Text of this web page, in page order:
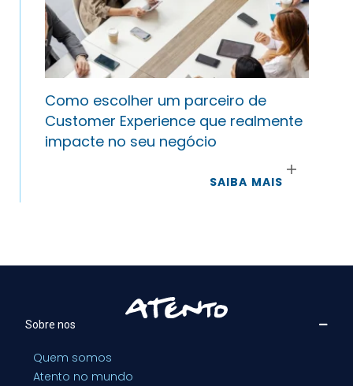
Como escolher um parceiro de
Customer Experience que realmente
impacte no seu negócio
SAIBA MAIS
Sobre nos
Quem somos
Atento no mundo